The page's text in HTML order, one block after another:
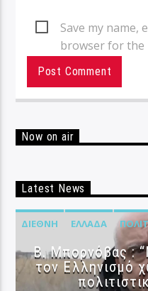
Save my name,
browser for the
Now on air
Latest News
ΔΙΕΘΝΉ ΕΛΛΆΔΑ
B. Μπορνόβας :
τον Ελληνισμό